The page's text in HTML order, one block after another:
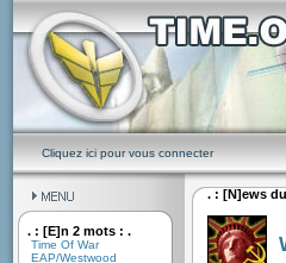
Cliquez ici pour vous connecter
. : [E]n 2 mots : .
Time Of War
EAP/Westwood
. : [N]ews du